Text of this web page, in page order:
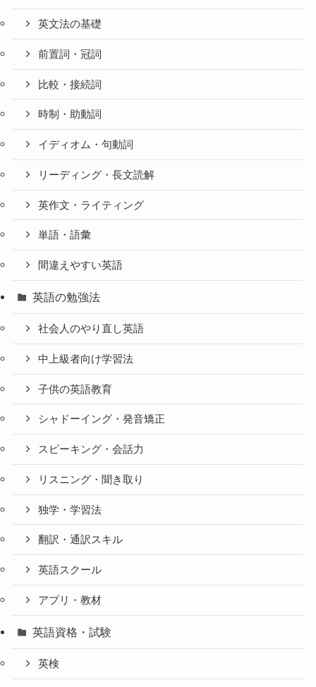
英文法の基礎
前置詞・冠詞
比較・接続詞
時制・助動詞
イディオム・句動詞
リーディング・長文読解
英作文・ライティング
単語・語彙
間違えやすい英語
英語の勉強法
社会人のやり直し英語
中上級者向け学習法
子供の英語教育
シャドーイング・発音矯正
スピーキング・会話力
リスニング・聞き取り
独学・学習法
翻訳・通訳スキル
英語スクール
アプリ・教材
英語資格・試験
英検